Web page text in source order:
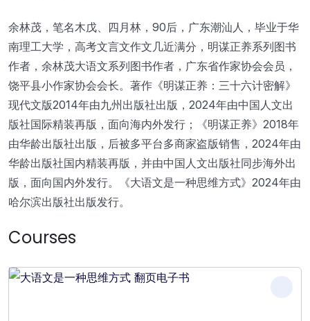
余林茂，笔名木戊、四月林，90后，广东潮汕人，毕业于华
南理工大学，高考文言文作文几近满分，明谋正养系列图书
作者，余林茂大语文系列图书作者，广东省作家协会会员，
饶平县小作家协会会长。著作《明谋正养：三十六计密解》
现代文版2014年由九州出版社出版，2024年由中国人文出
版社国际精装再版，面向海内外发行；《明谋正养》2018年
由华龄出版社出版，后被多平台多商家盗版销售，2024年由
华龄出版社国内精装再版，并由中国人文出版社同步海外出
版，面向国内外发行。《大语文是一种思维方式》2024年由
哈尔滨出版社出版发行。
Courses